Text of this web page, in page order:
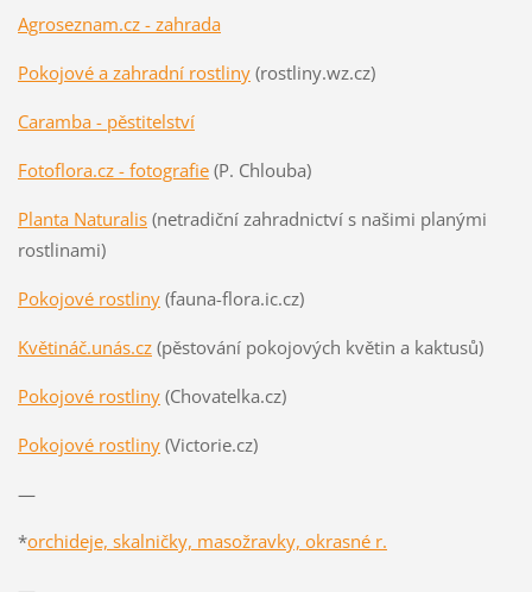
Agroseznam.cz - zahrada
Pokojové a zahradní rostliny(rostliny.wz.cz)
Caramba - pěstitelství
Fotoflora.cz - fotografie(P. Chlouba)
Planta Naturalis(netradiční zahradnictví s našimi planými
rostlinami)
Pokojové rostliny(fauna-flora.ic.cz)
Květináč.unás.cz(pěstování pokojových květin a kaktusů)
Pokojové rostliny(Chovatelka.cz)
Pokojové rostliny(Victorie.cz)
—
*orchideje, skalničky, masožravky, okrasné r.